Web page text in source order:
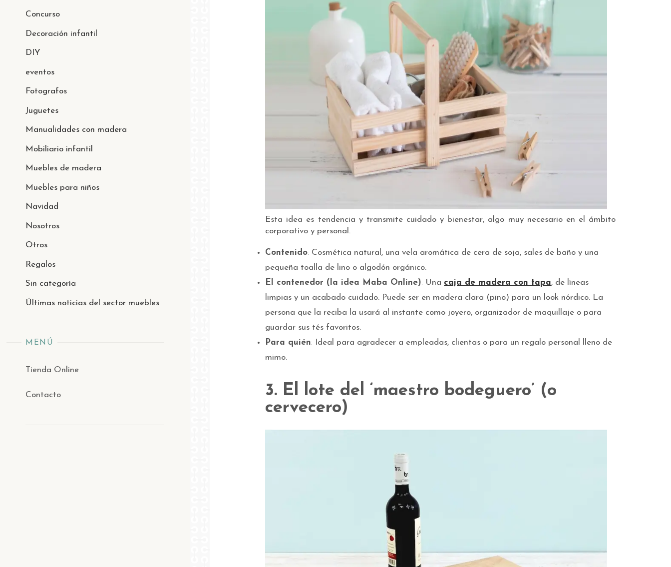
Concurso
Decoración infantil
DIY
eventos
Fotografos
Juguetes
Manualidades con madera
Mobiliario infantil
Muebles de madera
Muebles para niños
Navidad
Nosotros
Otros
Regalos
Sin categoría
Últimas noticias del sector muebles
MENÚ
Tienda Online
Contacto
Esta idea es tendencia y transmite cuidado y bienestar, algo muy necesario en el ámbito
corporativo y personal.
Contenido: Cosmética natural, una vela aromática de cera de soja, sales de baño y una
pequeña toalla de lino o algodón orgánico.
El contenedor (la idea Maba Online): Una caja de madera con tapa, de líneas
limpias y un acabado cuidado. Puede ser en madera clara (pino) para un look nórdico. La
persona que la reciba la usará al instante como joyero, organizador de maquillaje o para
guardar sus tés favoritos.
Para quién: Ideal para agradecer a empleadas, clientas o para un regalo personal lleno de
mimo.
3. El lote del ‘maestro bodeguero’ (o
cervecero)